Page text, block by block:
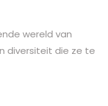
wereld van
diversiteit die ze te